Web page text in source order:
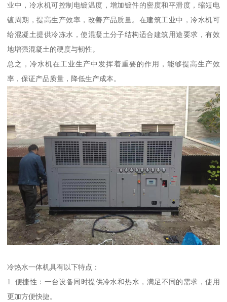
业中，冷水机可控制电镀温度，增加镀件的密度和平滑度，缩短电
镀周期，提高生产效率，改善产品质量。在建筑工业中，冷水机可
给混凝土提供冷冻水，使混凝土分子结构适合建筑用途要求，有效
地增强混凝土的硬度与韧性。
总之，冷水机在工业生产中发挥着重要的作用，能够提高生产效
率，保证产品质量，降低生产成本。
冷热水一体机具有以下特点：
1. 便捷性：一台设备同时提供冷水和热水，满足不同的需求，使用
更加方便快捷。